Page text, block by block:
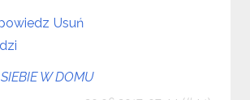
Usuń
W DOMU